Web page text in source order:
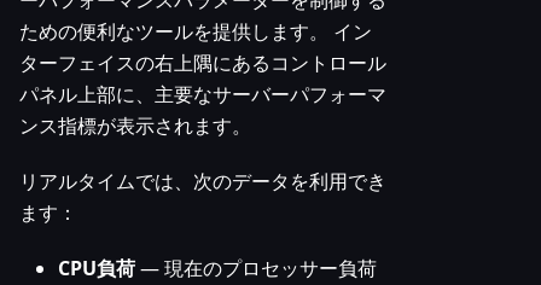
ための便利なツールを提供します。 イン
ターフェイスの右上隅にあるコントロール
パネル上部に、主要なサーバーパフォーマ
ンス指標が表示されます。
リアルタイムでは、次のデータを利用でき
ます：
CPU負荷— 現在のプロセッサー負荷